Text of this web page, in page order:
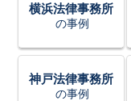
横浜法律事務所
の事例
神戸法律事務所
の事例